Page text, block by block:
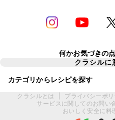
何かお気づきの
クラシルに
カテゴリからレシピを探す
クラシルとは プライバシーポ
サービスに関してのお問い
おいしく安全に料